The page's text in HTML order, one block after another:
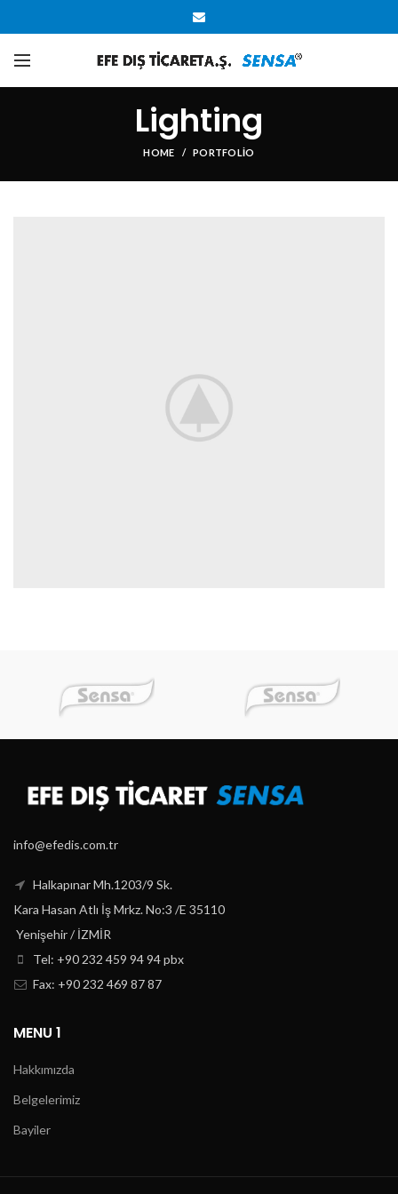
Lighting
HOME PORTFOLIO
info@efedis.com.tr
Halkapınar Mh.1203/9 Sk.
Kara Hasan Atlı İş Mrkz. No:3 /E 35110
Yenişehir / İZMİR
Tel: +90 232 459 94 94 pbx
Fax: +90 232 469 87 87
MENU 1
Hakkımızda
Belgelerimiz
Bayiler